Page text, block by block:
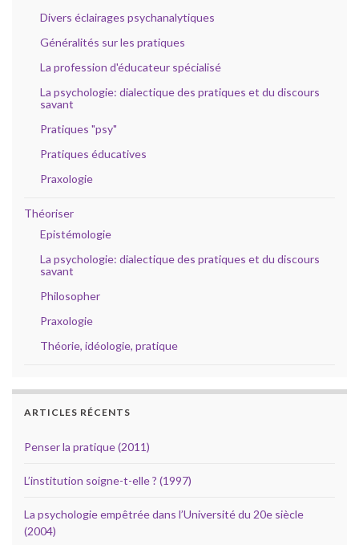
Divers éclairages psychanalytiques
Généralités sur les pratiques
La profession d'éducateur spécialisé
La psychologie: dialectique des pratiques et du discours
savant
Pratiques "psy"
Pratiques éducatives
Praxologie
Théoriser
Epistémologie
La psychologie: dialectique des pratiques et du discours
savant
Philosopher
Praxologie
Théorie, idéologie, pratique
ARTICLES RÉCENTS
Penser la pratique (2011)
L’institution soigne-t-elle ? (1997)
La psychologie empêtrée dans l’Université du 20e siècle
(2004)